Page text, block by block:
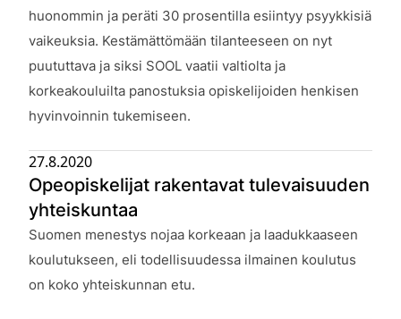
huonommin ja peräti 30 prosentilla esiintyy psyykkisiä
vaikeuksia. Kestämättömään tilanteeseen on nyt
puututtava ja siksi SOOL vaatii valtiolta ja
korkeakouluilta panostuksia opiskelijoiden henkisen
hyvinvoinnin tukemiseen.
Opeopiskelijat rakentavat tulevaisuuden
yhteiskuntaa
Julkaistu:
27.8.2020
Suomen menestys nojaa korkeaan ja laadukkaaseen
koulutukseen, eli todellisuudessa ilmainen koulutus
on koko yhteiskunnan etu.